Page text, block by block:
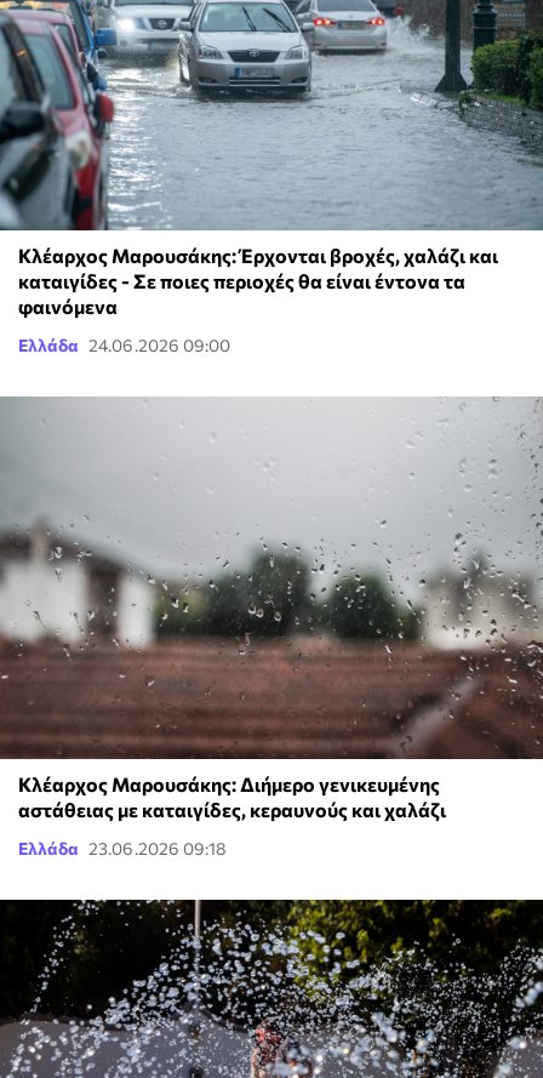
Κλέαρχος Μαρουσάκης: Έρχονται βροχές, χαλάζι και
καταιγίδες - Σε ποιες περιοχές θα είναι έντονα τα
φαινόμενα
Ελλάδα 24.06.2026 09:00
Κλέαρχος Μαρουσάκης: Διήμερο γενικευμένης
αστάθειας με καταιγίδες, κεραυνούς και χαλάζι
Ελλάδα 23.06.2026 09:18